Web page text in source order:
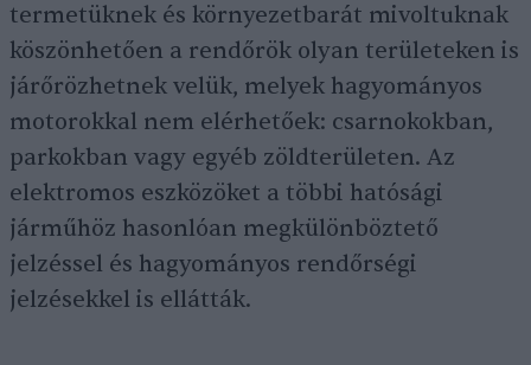
termetüknek és környezetbarát mivoltuknak
köszönhetően a rendőrök olyan területeken is
járőrözhetnek velük, melyek hagyományos
motorokkal nem elérhetőek: csarnokokban,
parkokban vagy egyéb zöldterületen. Az
elektromos eszközöket a többi hatósági
járműhöz hasonlóan megkülönböztető
jelzéssel és hagyományos rendőrségi
jelzésekkel is ellátták.